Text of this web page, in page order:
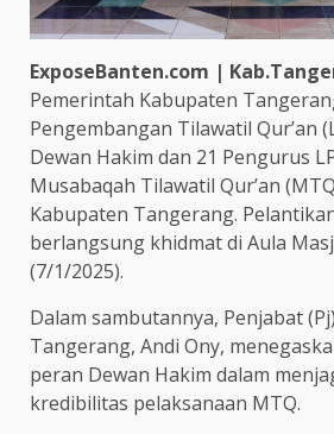
ExposeBanten.com |
Pemerintah Kabupaten
Pengembangan Tilawatil Qur’an
Dewan Hakim dan 21 Pengurus
Musabaqah Tilawatil Qur’an
Kabupaten Tangerang.
berlangsung khidmat di Aula
(7/1/2025).
Dalam sambutannya, Penjabat
Tangerang, Andi Ony,
peran Dewan Hakim dalam
kredibilitas pelaksanaan MTQ.